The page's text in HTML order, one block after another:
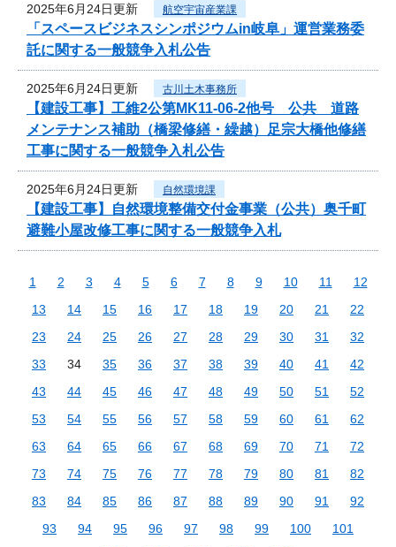
2025年6月24日更新 航空宇宙産業課
「スペースビジネスシンポジウムin岐阜」運営業務委
託に関する一般競争入札公告
2025年6月24日更新 古川土木事務所
【建設工事】工維2公第MK11-06-2他号 公共 道路
メンテナンス補助（橋梁修繕・繰越）足宗大橋他修繕
工事に関する一般競争入札公告
2025年6月24日更新 自然環境課
【建設工事】自然環境整備交付金事業（公共）奥千町
避難小屋改修工事に関する一般競争入札
1 2 3 4 5 6 7 8 9 10 11
12
13
14 15 16 17 18 19 20 21
22
23
24 25 26 27 28 29 30 31
32
33
34 35 36 37 38 39 40 41
42
43
44 45 46 47 48 49 50 51
52
53
54 55 56 57 58 59 60 61
62
63
64 65 66 67 68 69 70 71
72
73
74 75 76 77 78 79 80 81
82
83
84 85 86 87 88 89 90 91
92
93
94 95 96 97 98 99 100
101